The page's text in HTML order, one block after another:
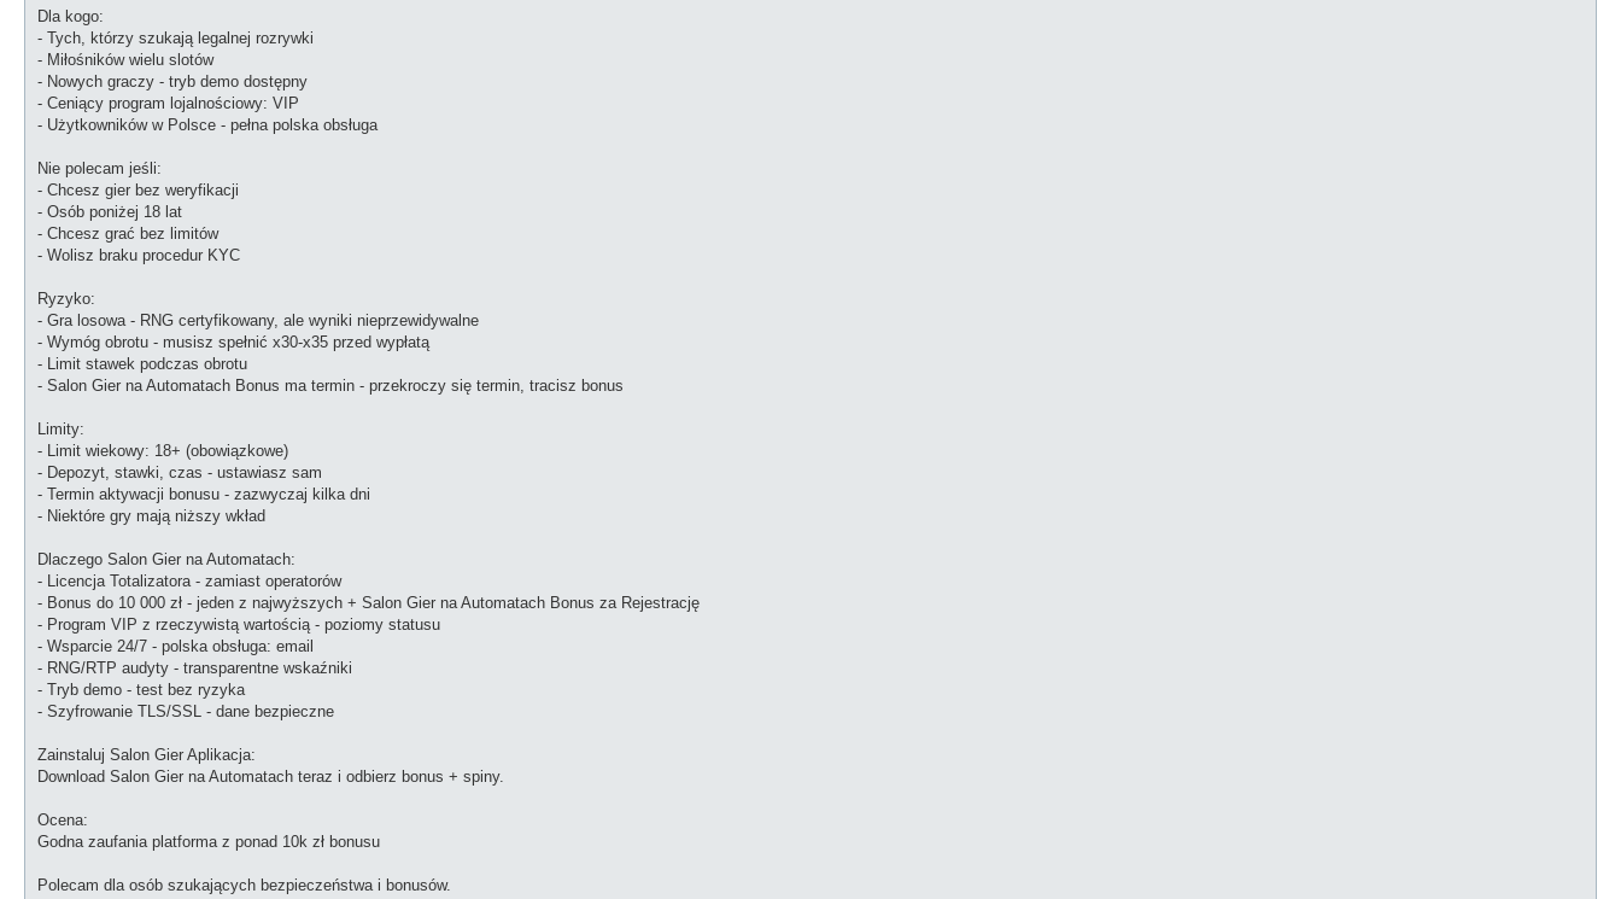
Dla kogo:
- Tych, którzy szukają legalnej rozrywki
- Miłośników wielu slotów
- Nowych graczy - tryb demo dostępny
- Ceniący program lojalnościowy: VIP
- Użytkowników w Polsce - pełna polska obsługa
Nie polecam jeśli:
- Chcesz gier bez weryfikacji
- Osób poniżej 18 lat
- Chcesz grać bez limitów
- Wolisz braku procedur KYC
Ryzyko:
- Gra losowa - RNG certyfikowany, ale wyniki nieprzewidywalne
- Wymóg obrotu - musisz spełnić x30-x35 przed wypłatą
- Limit stawek podczas obrotu
- Salon Gier na Automatach Bonus ma termin - przekroczy się termin, tracisz bonus
Limity:
- Limit wiekowy: 18+ (obowiązkowe)
- Depozyt, stawki, czas - ustawiasz sam
- Termin aktywacji bonusu - zazwyczaj kilka dni
- Niektóre gry mają niższy wkład
Dlaczego Salon Gier na Automatach:
- Licencja Totalizatora - zamiast operatorów
- Bonus do 10 000 zł - jeden z najwyższych + Salon Gier na Automatach Bonus za Rejestrację
- Program VIP z rzeczywistą wartością - poziomy statusu
- Wsparcie 24/7 - polska obsługa: email
- RNG/RTP audyty - transparentne wskaźniki
- Tryb demo - test bez ryzyka
- Szyfrowanie TLS/SSL - dane bezpieczne
Zainstaluj Salon Gier Aplikacja:
Download Salon Gier na Automatach teraz i odbierz bonus + spiny.
Ocena:
Godna zaufania platforma z ponad 10k zł bonusu
Polecam dla osób szukających bezpieczeństwa i bonusów.